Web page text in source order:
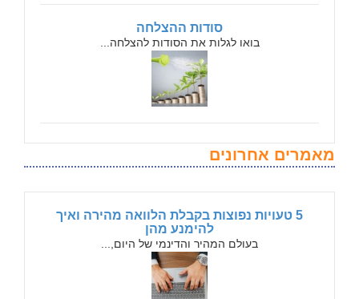
סודות ההצלחה
בואו לגלות את הסודות להצלחה...
מאמרים אחרונים
5 טעויות נפוצות בקבלת הלוואה מהירה ואיך
להימנע מהן
בעולם המהיר והדינמי של היום,...